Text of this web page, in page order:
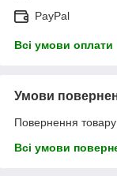
PayPal
Всі умови оплати
Умови
Повернення
Всі умови